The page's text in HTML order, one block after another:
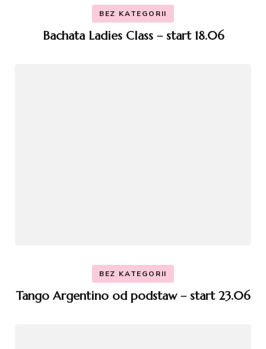
BEZ KATEGORII
Bachata Ladies Class – start 18.06
BEZ KATEGORII
Tango Argentino od podstaw – start 23.06